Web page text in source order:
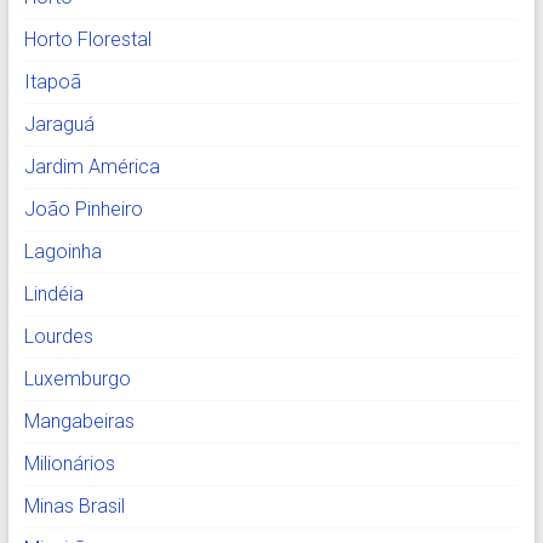
Horto Florestal
Itapoã
Jaraguá
Jardim América
João Pinheiro
Lagoinha
Lindéia
Lourdes
Luxemburgo
Mangabeiras
Milionários
Minas Brasil